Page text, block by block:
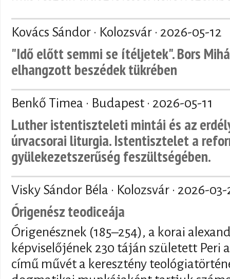
Kovács Sándor · Kolozsvár · 2026-05-12
"Idő előtt semmi se ítéljetek". Bors
elhangzott beszédek tükrében
Benkő Timea · Budapest · 2026-05-11
Luther istentiszteleti mintái és az
úrvacsorai liturgia. Istentisztelet a
gyülekezetszerűség feszültségében.
Visky Sándor Béla · Kolozsvár · 2026-03-
Órigenész teodiceája
Órigenésznek (185–254), a korai
képviselőjének 230 táján született Peri
című művét a keresztény